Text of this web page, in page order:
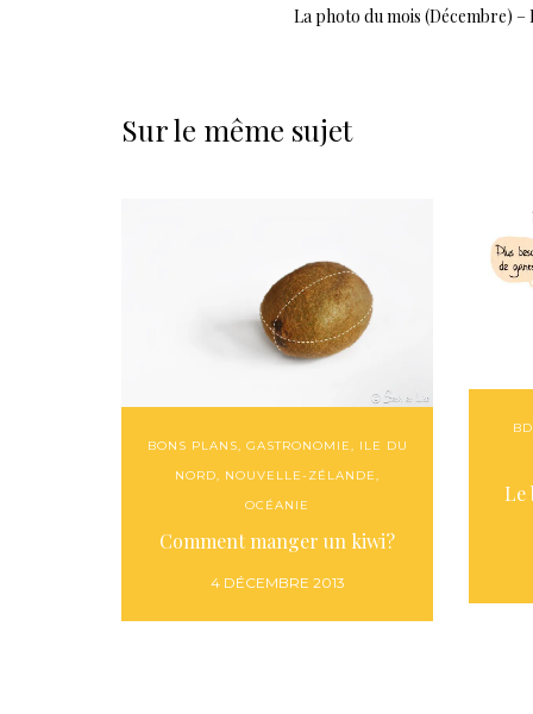
La photo du mois (Décembre) –
Sur le même sujet
BONS PLANS, GASTRONOMIE, ILE DU
NORD, NOUVELLE-ZÉLANDE,
OCÉANIE
Comment manger un kiwi?
4 DÉCEMBRE 2013
BD
Le